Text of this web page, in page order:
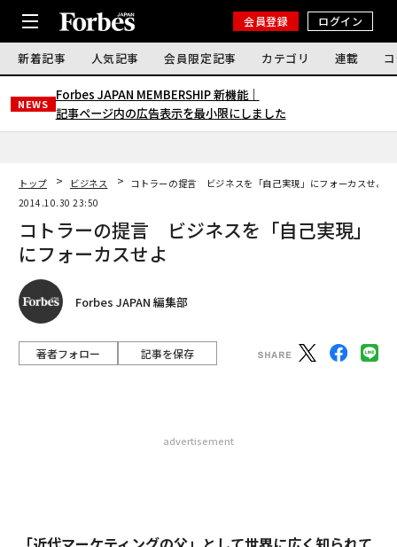
会員登録 ログイン
新着記事 人気記事 会員限定記事 カテゴリ 連載
NEWS
Forbes JAPAN MEMBERSHIP 新機能｜
記事ページ内の広告表示を最小限にしました
トップ ビジネス
コトラーの提言 ビジネスを「自己実現」にフォーカスせよ
2014.10.30 23:50
コトラーの提言 ビジネスを「自己実現」
にフォーカスせよ
Forbes JAPAN 編集部
著者フォロー 記事を保存
advertisement